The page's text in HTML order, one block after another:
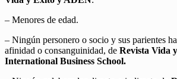
– Menores de edad.
– Ningún personero o socio y sus parientes
afinidad o consanguinidad, de Revista Vida
International Business School.